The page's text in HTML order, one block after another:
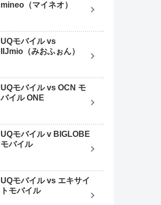
mineo（マイネオ）
UQモバイル vs
IIJmio（みおふぉん）
UQモバイル vs OCN モ
バイル ONE
UQモバイル v BIGLOBE
モバイル
UQモバイル vs エキサイ
トモバイル